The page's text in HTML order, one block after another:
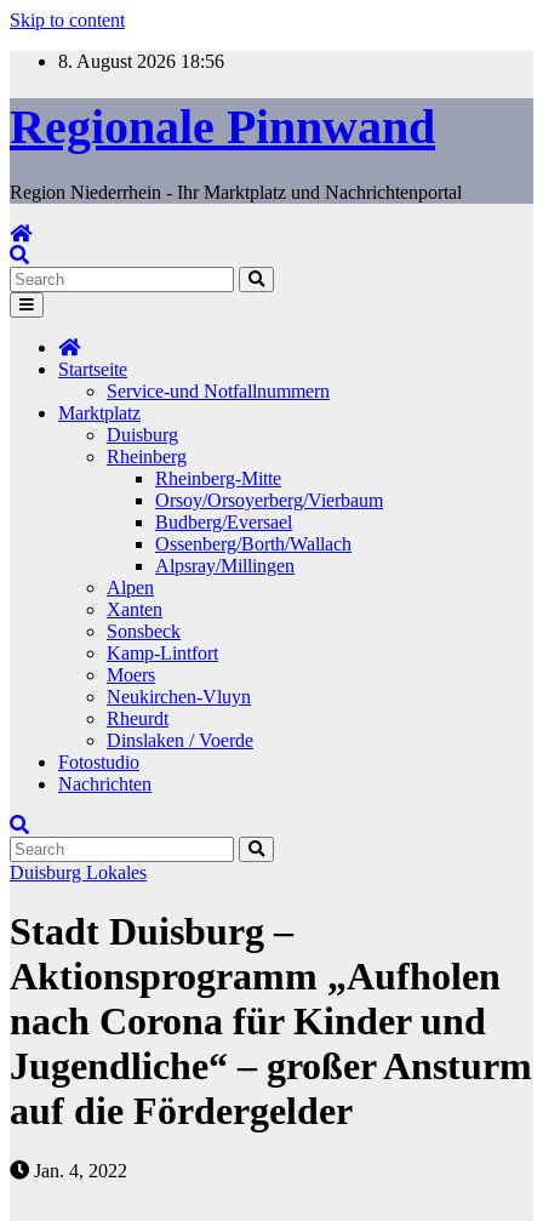
Skip to content
8. August 2026 18:56
Regionale Pinnwand
Region Niederrhein - Ihr Marktplatz und Nachrichtenportal
Startseite
Service-und Notfallnummern
Marktplatz
Duisburg
Rheinberg
Rheinberg-Mitte
Orsoy/Orsoyerberg/Vierbaum
Budberg/Eversael
Ossenberg/Borth/Wallach
Alpsray/Millingen
Alpen
Xanten
Sonsbeck
Kamp-Lintfort
Moers
Neukirchen-Vluyn
Rheurdt
Dinslaken / Voerde
Fotostudio
Nachrichten
Duisburg Lokales
Stadt Duisburg –
Aktionsprogramm „Aufholen
nach Corona für Kinder und
Jugendliche“ – großer Ansturm
auf die Fördergelder
Jan. 4, 2022